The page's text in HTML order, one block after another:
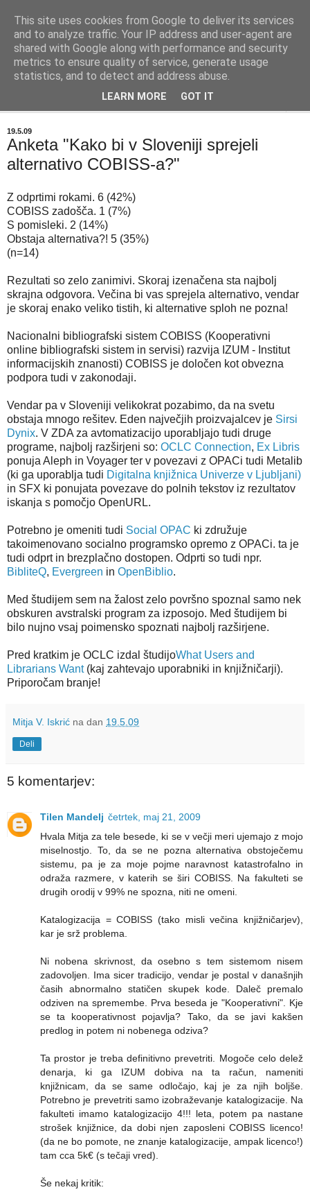
BIBLIOBLOG
O stvareh, ki zanimajo knjižničarje - info@biblioblog.si
19.5.09
Anketa "Kako bi v Sloveniji sprejeli
alternativo COBISS-a?"
Z odprtimi rokami. 6 (42%)
COBISS zadošča. 1 (7%)
S pomisleki. 2 (14%)
Obstaja alternativa?! 5 (35%)
(n=14)
Rezultati so zelo zanimivi. Skoraj izenačena sta najbolj
skrajna odgovora. Večina bi vas sprejela alternativo, vendar
je skoraj enako veliko tistih, ki alternative sploh ne pozna!
Nacionalni bibliografski sistem COBISS (Kooperativni
online bibliografski sistem in servisi) razvija IZUM - Institut
informacijskih znanosti) COBISS je določen kot obvezna
podpora tudi v zakonodaji.
Vendar pa v Sloveniji velikokrat pozabimo, da na svetu
obstaja mnogo rešitev. Eden največjih proizvajalcev je Sirsi
Dynix. V ZDA za avtomatizacijo uporabljajo tudi druge
programe, najbolj razširjeni so: OCLC Connection, Ex Libris
ponuja Aleph in Voyager ter v povezavi z OPACi tudi Metalib
(ki ga uporablja tudi Digitalna knjižnica Univerze v Ljubljani)
in SFX ki ponujata povezave do polnih tekstov iz rezultatov
iskanja s pomočjo OpenURL.
Potrebno je omeniti tudi Social OPAC ki združuje
takoimenovano socialno programsko opremo z OPACi. ta je
tudi odprt in brezplačno dostopen. Odprti so tudi npr.
BibliteQ, Evergreen in OpenBiblio.
Med študijem sem na žalost zelo površno spoznal samo nek
obskuren avstralski program za izposojo. Med študijem bi
bilo nujno vsaj poimensko spoznati najbolj razširjene.
Pred kratkim je OCLC izdal študijoWhat Users and
Librarians Want(kaj zahtevajo uporabniki in knjižničarji).
Priporočam branje!
Mitja V. Iskrić na dan 19.5.09
Deli
5 komentarjev:
Tilen Mandelj četrtek, maj 21, 2009
Hvala Mitja za tele besede, ki se v večji meri ujemajo z mojo
miselnostjo. To, da se ne pozna alternativa obstoječemu
sistemu, pa je za moje pojme naravnost katastrofalno in
odraža razmere, v katerih se širi COBISS. Na fakulteti se
drugih orodij v 99% ne spozna, niti ne omeni.
Katalogizacija = COBISS (tako misli večina knjižničarjev),
kar je srž problema.
Ni nobena skrivnost, da osebno s tem sistemom nisem
zadovoljen. Ima sicer tradicijo, vendar je postal v današnjih
časih abnormalno statičen skupek kode. Daleč premalo
odziven na spremembe. Prva beseda je "Kooperativni". Kje
se ta kooperativnost pojavlja? Tako, da se javi kakšen
predlog in potem ni nobenega odziva?
Ta prostor je treba definitivno prevetriti. Mogoče celo delež
denarja, ki ga IZUM dobiva na ta račun, nameniti
knjižnicam, da se same odločajo, kaj je za njih boljše.
Potrebno je prevetriti samo izobraževanje katalogizacije. Na
fakulteti imamo katalogizacijo 4!!! leta, potem pa nastane
strošek knjižnice, da dobi njen zaposleni COBISS licenco!
(da ne bo pomote, ne znanje katalogizacije, ampak licenco!)
tam cca 5k€ (s tečaji vred).
Še nekaj kritik:
This site uses cookies from Google to deliver its services
and to analyze traffic. Your IP address and user-agent are
shared with Google along with performance and security
metrics to ensure quality of service, generate usage
statistics, and to detect and address abuse.
LEARN MORE GOT IT